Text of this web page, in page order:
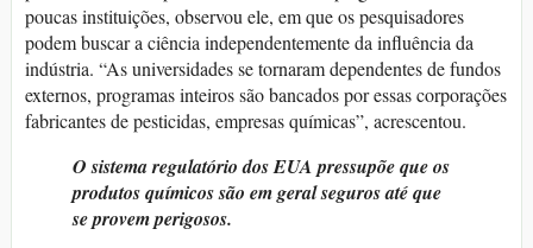
poucas instituições, observou ele, em que os pesquisadores
podem buscar a ciência independentemente da influência da
indústria. “As universidades se tornaram dependentes de fundos
externos, programas inteiros são bancados por essas corporações
fabricantes de pesticidas, empresas químicas”, acrescentou.
O sistema regulatório dos EUA pressupõe que os
produtos químicos são em geral seguros até que
se provem perigosos.